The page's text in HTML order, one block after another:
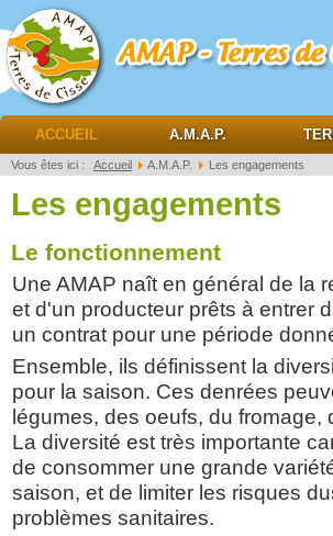
AMAP Terres de cisse
ACCUEIL A.M.A.P.
Vous êtes ici : Accueil A.M.A.P. Les engagements
Les engagements
Le fonctionnement
Une AMAP naît en général de la
et d'un producteur prêts à entrer
un contrat pour une période
Ensemble, ils définissent la
pour la saison. Ces denrées
légumes, des oeufs, du fromage,
La diversité est très importante
de consommer une grande
saison, et de limiter les risques
problèmes sanitaires.